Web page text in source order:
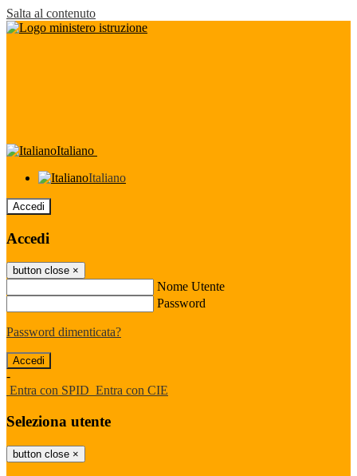
Salta al contenuto
Italiano
Italiano
Accedi
Accedi
button close ×
Nome Utente
Password
Password dimenticata?
-
Entra con SPID Entra con CIE
Seleziona utente
button close ×